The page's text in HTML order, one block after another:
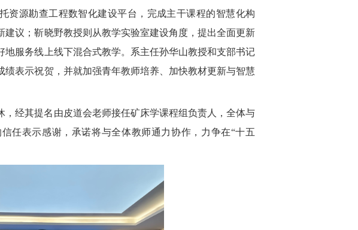
资源勘查工程数智化建设平台，完成主干课程的智慧化构
议；靳晓野教授则从教学实验室建设角度，提出全面更新
地服务线上线下混合式教学。系主任孙华山教授和支部书记
表示祝贺，并就加强青年教师培养、加快教材更新与智慧
，经其提名由皮道会老师接任矿床学课程组负责人，全体与
任表示感谢，承诺将与全体教师通力协作，力争在“十五